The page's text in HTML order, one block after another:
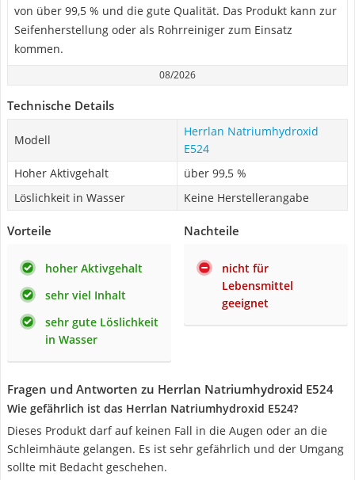
von über 99,5 % und die gute Qualität. Das Produkt kann zur
Seifenherstellung oder als Rohrreiniger zum Einsatz
kommen.
08/2026
Technische Details
Modell
Herrlan Natriumhydroxid
E524
Hoher Aktivgehalt
über 99,5 %
Löslichkeit in Wasser
Keine Herstellerangabe
Vorteile
hoher Aktivgehalt
sehr viel Inhalt
sehr gute Löslichkeit
in Wasser
Nachteile
nicht für
Lebensmittel
geeignet
Fragen und Antworten zu Herrlan Natriumhydroxid E524
Wie gefährlich ist das Herrlan Natriumhydroxid E524?
Dieses Produkt darf auf keinen Fall in die Augen oder an die
Schleimhäute gelangen. Es ist sehr gefährlich und der Umgang
sollte mit Bedacht geschehen.